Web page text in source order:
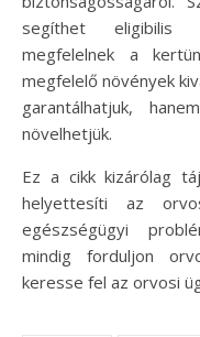
segíthet eligibilis
megfelelnek a
megfelelő növények
garantálhatjuk,
növelhetjük.
Ez a cikk kizárólag
helyettesíti az
egészségügyi
mindig forduljon
keresse fel az orvosi